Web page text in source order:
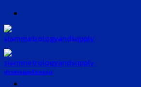
Skip
to
content
ข่าวสารและกิจกรรม